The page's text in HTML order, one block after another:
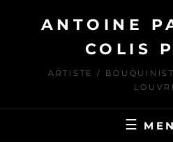
ANTOINE
COLIS
ARTISTE /